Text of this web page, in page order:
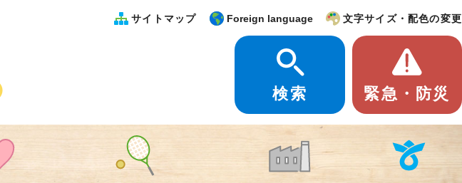
サイトマップ Foreign language 文字サイズ・配色の変更
検索 緊急・防災